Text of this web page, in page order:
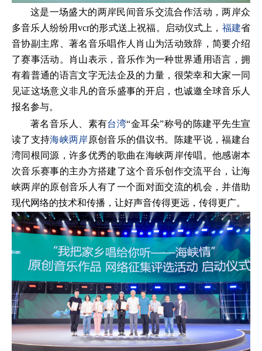
这是一场盛大的两岸民间音乐交流合作活动，两岸众
多音乐人纷纷用vcr的形式送上祝福。启动仪式上， 福建省
音协副主席、著名音乐唱作人肖山为活动致辞，简要介绍
了赛事活动。肖山表示，音乐作为一种世界通用语言，拥
有着普通的语言文字无法企及的力量，很荣幸和大家一同
见证这场意义非凡的音乐盛事的开启，也诚邀全球音乐人
报名参与。
著名音乐人、素有台湾“金耳朵”称号的陈建平先生宣
读了支持海峡两岸 原创音乐的倡议书。陈建平说，福建台
湾同根同源，许多优秀的歌曲在海峡两岸传唱。他感谢本
次音乐赛事的主办方搭建了这个音乐创作交流平台，让海
峡两岸的原创音乐人有了一个面对面交流的机会，并借助
现代网络的技术和传播，让好声音传得更远，传得更广。